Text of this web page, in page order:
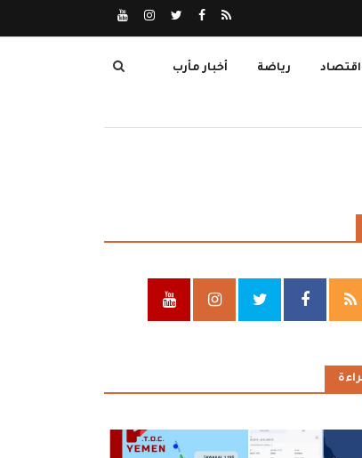
اقتصاد رياضة أخبار مأرب